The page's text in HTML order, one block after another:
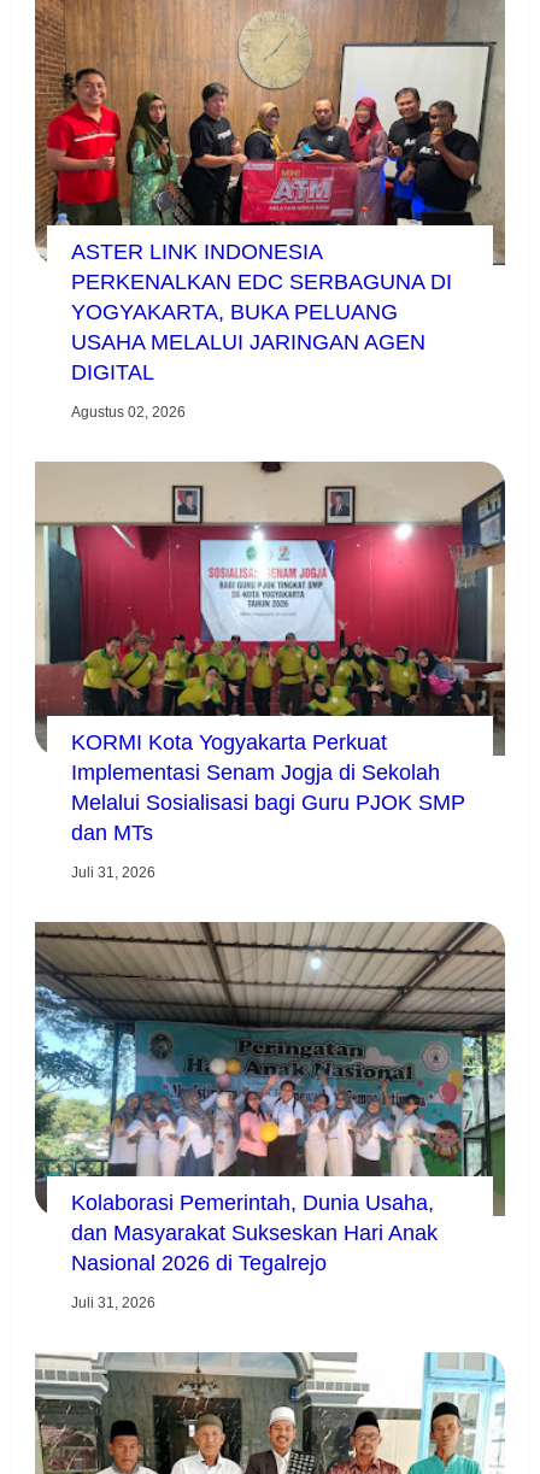
ASTER LINK INDONESIA
PERKENALKAN EDC SERBAGUNA DI
YOGYAKARTA, BUKA PELUANG
USAHA MELALUI JARINGAN AGEN
DIGITAL
Agustus 02, 2026
KORMI Kota Yogyakarta Perkuat
Implementasi Senam Jogja di Sekolah
Melalui Sosialisasi bagi Guru PJOK SMP
dan MTs
Juli 31, 2026
Kolaborasi Pemerintah, Dunia Usaha,
dan Masyarakat Sukseskan Hari Anak
Nasional 2026 di Tegalrejo
Juli 31, 2026